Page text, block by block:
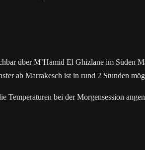
über M’Hamid El Ghizlane im Süden
ab Marrakesch ist in rund 2 Stunden
bei der Morgensession